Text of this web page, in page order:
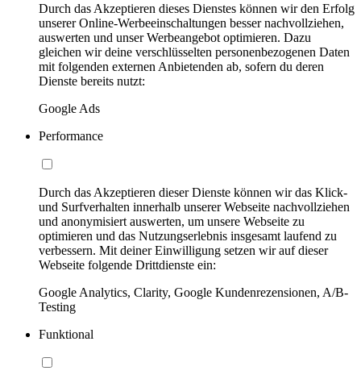
Durch das Akzeptieren dieses Dienstes können wir den Erfolg
unserer Online-Werbeeinschaltungen besser nachvollziehen,
auswerten und unser Werbeangebot optimieren. Dazu
gleichen wir deine verschlüsselten personenbezogenen Daten
mit folgenden externen Anbietenden ab, sofern du deren
Dienste bereits nutzt:
Google Ads
Performance
Durch das Akzeptieren dieser Dienste können wir das Klick-
und Surfverhalten innerhalb unserer Webseite nachvollziehen
und anonymisiert auswerten, um unsere Webseite zu
optimieren und das Nutzungserlebnis insgesamt laufend zu
verbessern. Mit deiner Einwilligung setzen wir auf dieser
Webseite folgende Drittdienste ein:
Google Analytics, Clarity, Google Kundenrezensionen, A/B-
Testing
Funktional